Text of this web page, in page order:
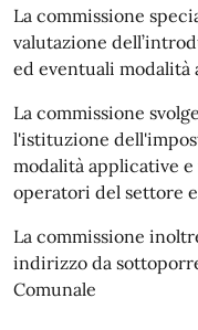
La commissione
valutazione
ed eventuali modalità
La commissione
l'istituzione
modalità applicative
operatori del settore
La commissione
indirizzo da
Comunale